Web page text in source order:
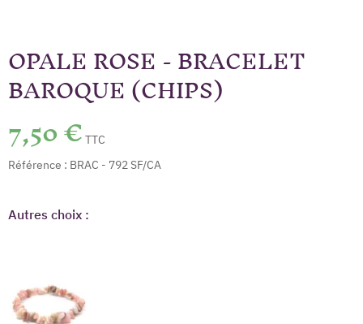
OPALE ROSE - BRACELET
BAROQUE (CHIPS)
7,50 € TTC
Référence : BRAC - 792 SF/CA
Autres choix :